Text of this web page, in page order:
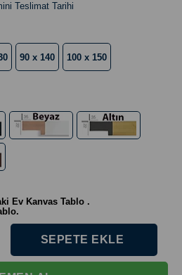
Teslimat Tarihi
90 x 140 100 x 150
Ev Kanvas Tablo .